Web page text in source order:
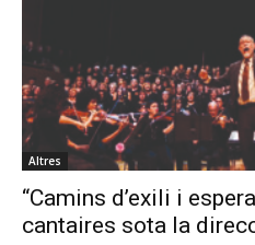
Altres
“Camins d’exili i
cantaires sota la